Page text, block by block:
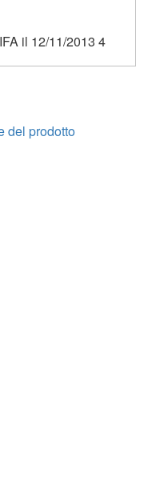
il 12/11/2013 4
del prodotto